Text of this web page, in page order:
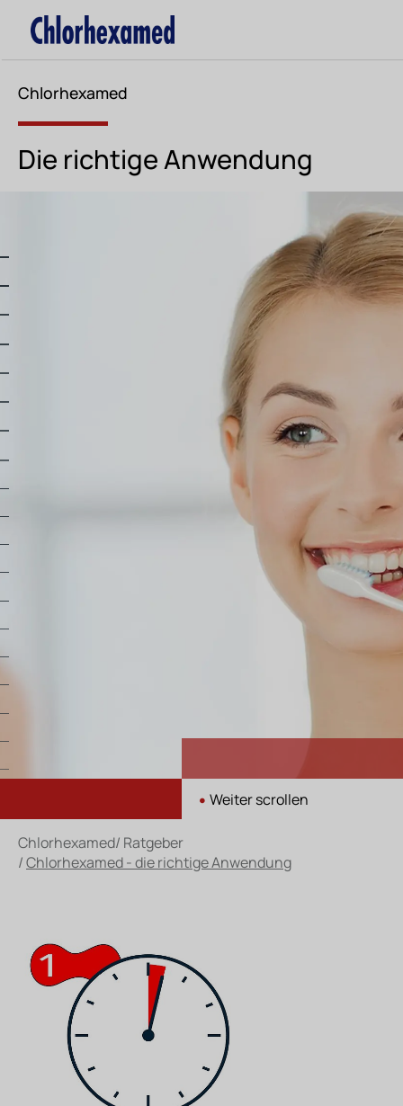
Chlorhexamed
Die richtige Anwendung
• Weiter scrollen
Chlorhexamed/ Ratgeber
/Chlorhexamed - die richtige Anwendung